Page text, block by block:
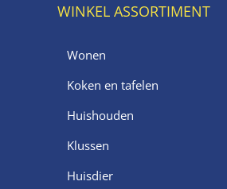
WINKEL ASSORTIMENT
Wonen
Koken en tafelen
Huishouden
Klussen
Huisdier